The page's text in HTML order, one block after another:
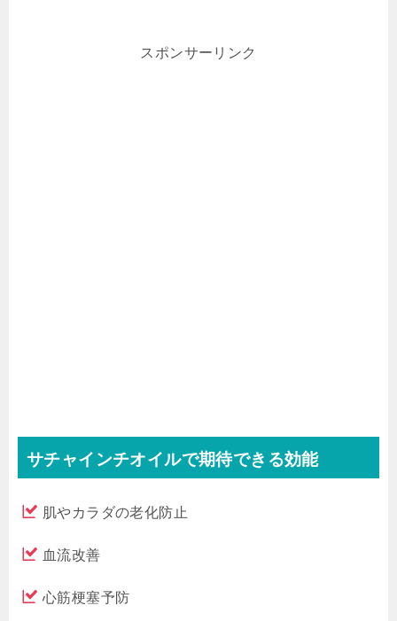
スポンサーリンク
サチャインチオイルで期待できる効能
肌やカラダの老化防止
血流改善
心筋梗塞予防